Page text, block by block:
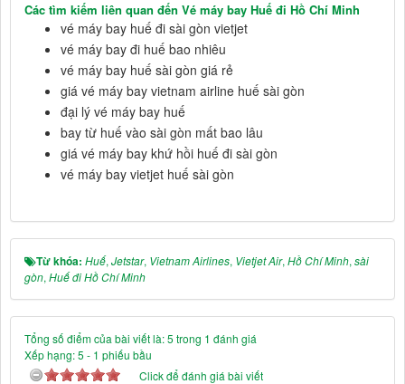
Các tìm kiếm liên quan đến Vé máy bay Huế đi Hồ Chí Minh
vé máy bay huế đi sài gòn vietjet
vé máy bay đi huế bao nhiêu
vé máy bay huế sài gòn giá rẻ
giá vé máy bay vietnam airline huế sài gòn
đại lý vé máy bay huế
bay từ huế vào sài gòn mất bao lâu
giá vé máy bay khứ hồi huế đi sài gòn
vé máy bay vietjet huế sài gòn
Từ khóa: Huế, Jetstar, Vietnam Airlines, Vietjet Air, Hồ Chí Minh, sài
gòn, Huế đi Hồ Chí Minh
Tổng số điểm của bài viết là: 5 trong 1 đánh giá
Xếp hạng:5 - 1 phiếu bầu
Click để đánh giá bài viết